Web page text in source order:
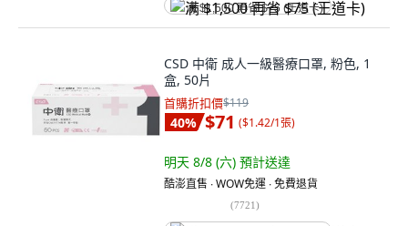
满 $1,500 再省 $75 (王道卡)
CSD 中衛 成人一級醫療口罩, 粉色, 1
盒, 50片
首購折扣價$119
40% $71 ($1.42/1張)
明天 8/8 (六) 預計送達
酷澎直售 ∙ WOW免運 ∙ 免費退貨
(7721)